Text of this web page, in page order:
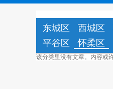
东城区 西城区
平谷区
怀柔区
该分类里没有文章。内容或